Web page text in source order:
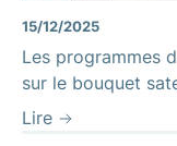
15/12/2025
Les programmes
sur le bouquet
Lire